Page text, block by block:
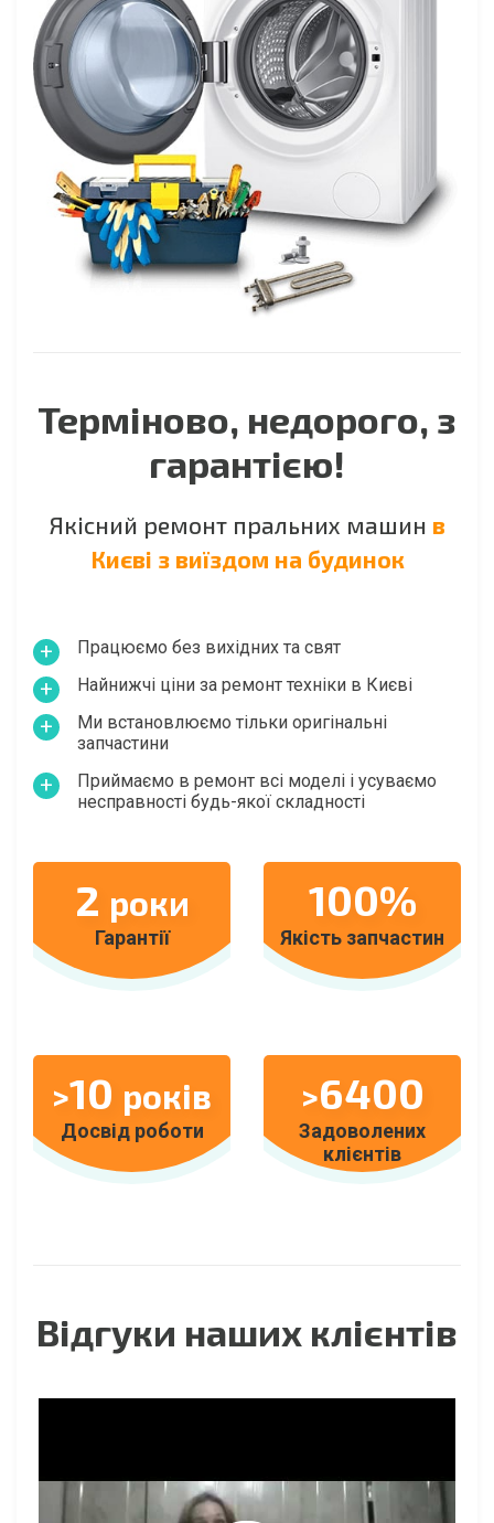
Терміново, недорого, з
гарантією!
Якісний ремонт пральних машин в
Києві з виїздом на будинок
Працюємо без вихідних та свят
Найнижчі ціни за ремонт техніки в Києві
Ми встановлюємо тільки оригінальні
запчастини
Приймаємо в ремонт всі моделі і усуваємо
несправності будь-якої складності
2 роки
Гарантії
100%
Якість запчастин
>10 років
Досвід роботи
>6400
Задоволених
клієнтів
Відгуки наших клієнтів